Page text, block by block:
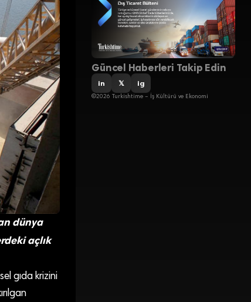
dünya
açlık
gıda krizini
Güncel Haberleri Takip Edin
in 𝕏 ig
©2026 Turkishtime – İş Kültürü ve Ekonomi